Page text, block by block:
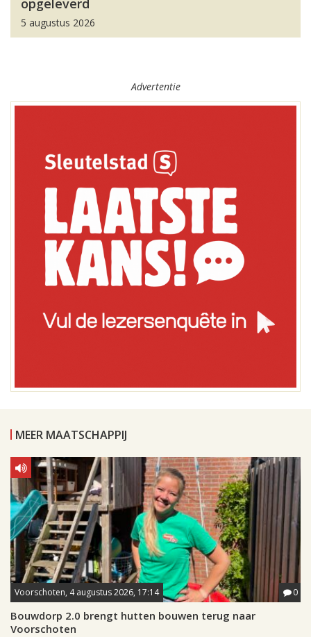
opgeleverd
5 augustus 2026
Advertentie
MEER MAATSCHAPPIJ
Voorschoten, 4 augustus 2026, 17:14 0
Bouwdorp 2.0 brengt hutten bouwen terug naar
Voorschoten